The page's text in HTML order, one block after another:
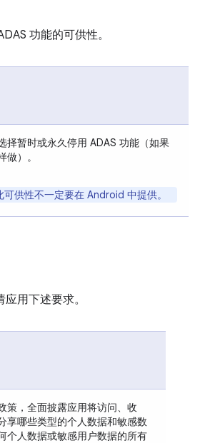
功能的可供性。
择暂时或永久停用 ADAS 功能（如果
做）。
可供性不一定要在 Android 中提供。
用下述要求。
策，全面披露应用将访问、收
享哪些类型的个人数据和敏感数
个人数据或敏感用户数据的所有